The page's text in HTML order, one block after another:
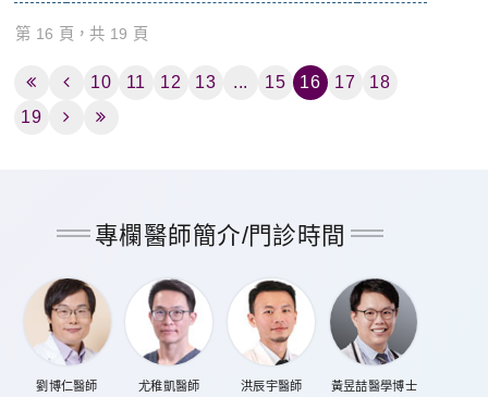
第 16 頁，共 19 頁
10 11 12 13 ... 15 16 17
18
19
專欄醫師簡介/門診時間
劉博仁醫師 尤稚凱醫師 洪辰宇醫師 黃昱喆醫學博士